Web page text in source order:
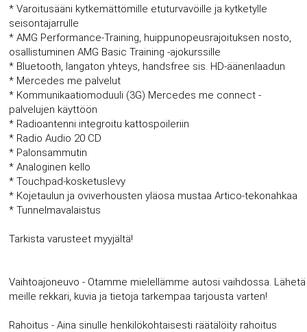
* Varoitusääni kytkemättömille etuturvavöille ja kytketylle
seisontajarrulle
* AMG Performance-Training, huippunopeusrajoituksen nosto,
osallistuminen AMG Basic Training -ajokurssille
* Bluetooth, langaton yhteys, handsfree sis. HD-äänenlaadun
* Mercedes me palvelut
* Kommunikaatiomoduuli (3G) Mercedes me connect -
palvelujen käyttöön
* Radioantenni integroitu kattospoileriin
* Radio Audio 20 CD
* Palonsammutin
* Analoginen kello
* Touchpad-kosketuslevy
* Kojetaulun ja oviverhousten yläosa mustaa Artico-tekonahkaa
* Tunnelmavalaistus
Tarkista varusteet myyjältä!
Vaihtoajoneuvo - Otamme mielellämme autosi vaihdossa. Lähetä
meille rekkari, kuvia ja tietoja tarkempaa tarjousta varten!
Rahoitus - Aina sinulle henkilökohtaisesti räätälöity rahoitus